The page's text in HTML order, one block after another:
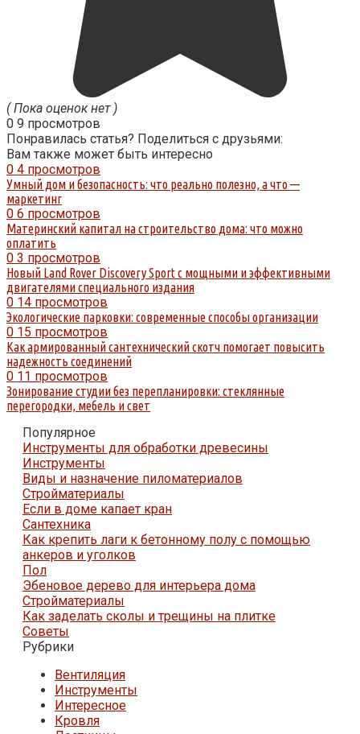
( Пока оценок нет )
0 9 просмотров
Понравилась статья? Поделиться с друзьями:
Вам также может быть интересно
0 4 просмотров
Умный дом и безопасность: что реально полезно, а что —
маркетинг
0 6 просмотров
Материнский капитал на строительство дома: что можно
оплатить
0 3 просмотров
Новый Land Rover Discovery Sport с мощными и эффективными
двигателями специального издания
0 14 просмотров
Экологические парковки: современные способы организации
0 15 просмотров
Как армированный сантехнический скотч помогает повысить
надежность соединений
0 11 просмотров
Зонирование студии без перепланировки: стеклянные
перегородки, мебель и свет
Популярное
Инструменты для обработки древесины
Инструменты
Виды и назначение пиломатериалов
Стройматериалы
Если в доме капает кран
Сантехника
Как крепить лаги к бетонному полу с помощью
анкеров и уголков
Пол
Эбеновое дерево для интерьера дома
Стройматериалы
Как заделать сколы и трещины на плитке
Советы
Рубрики
Вентиляция
Инструменты
Интересное
Кровля